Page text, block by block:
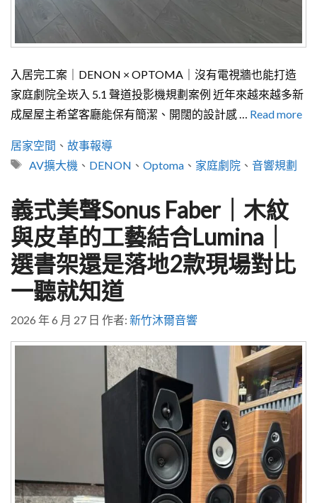
入居完工案｜DENON × OPTOMA｜沒有電視牆也能打造
家庭劇院全崁入 5.1 聲道投影機規劃案例 近年來越來越多新
成屋屋主希望客廳能保有簡潔、開闊的設計感 … Read more
分
類
居家空間 、 故事報導
標
AV擴大機 、 DENON 、 Optoma、 家庭劇院、 音響規劃
義式美聲Sonus Faber｜木紋
與皮革的工藝結合Lumina｜
選書架還是落地2款現場對比
一聽就知道
2026 年 6 月 27 日 作者: 新竹沐爾音響